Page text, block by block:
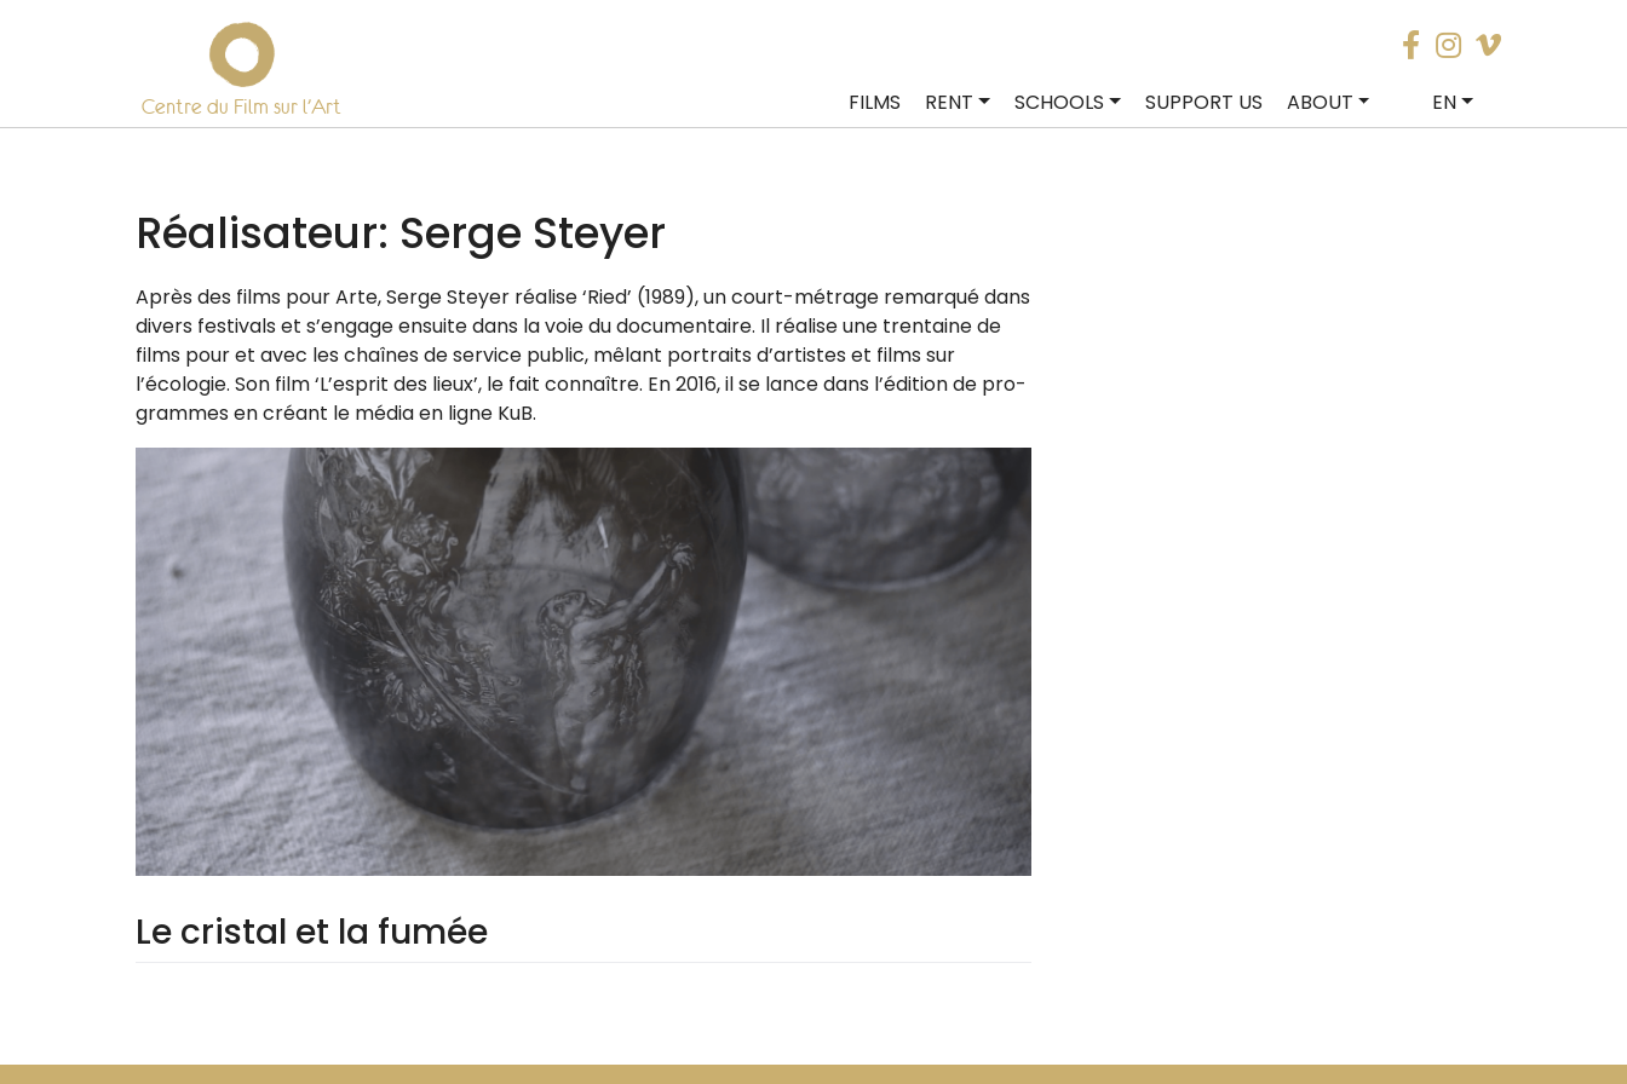
Centre du Film sur l’Art FILMS RENT SCHOOLS SUPPORT US ABOUT EN
Réalisateur: Serge Steyer
Après des films pour Arte, Serge Steyer réa­lise ‘Ried’ (1989), un court-métrage remar­qué dans
divers fes­ti­vals et s’engage ensuite dans la voie du docu­men­taire. Il réa­lise une tren­taine de
films pour et avec les chaînes de ser­vice public, mêlant por­traits d’artistes et films sur
l’écologie. Son film ‘L’esprit des lieux’, le fait connaître. En 2016, il se lance dans l’édition de pro­
grammes en créant le média en ligne KuB.
Le cristal et la fumée